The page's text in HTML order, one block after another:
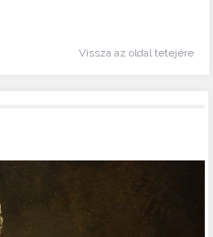
Vissza az oldal tetejére